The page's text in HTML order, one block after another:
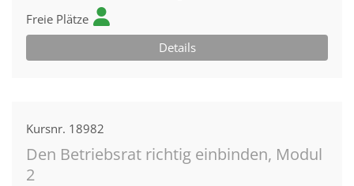
Freie Plätze
Details
Kursnr. 18982
Den Betriebsrat richtig einbinden, Modul
2